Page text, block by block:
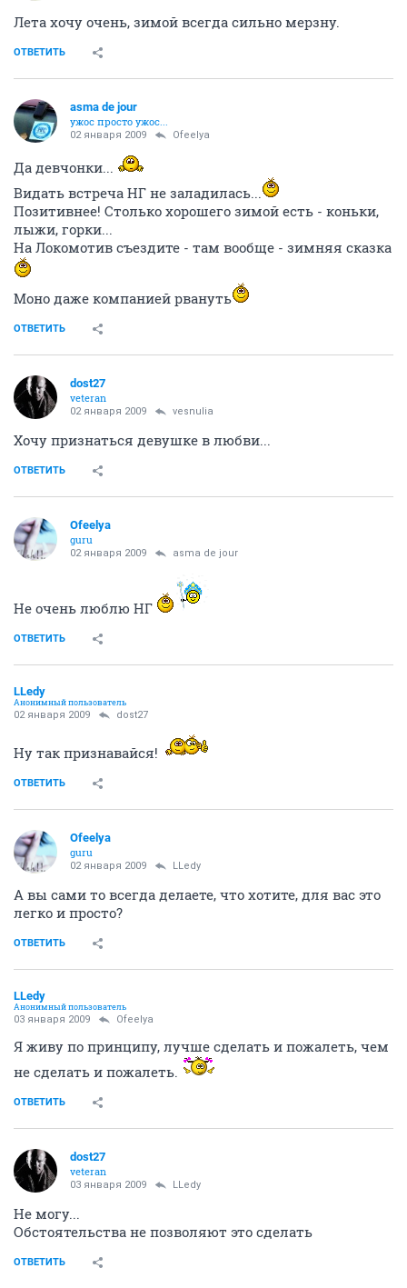
Лета хочу очень, зимой всегда сильно мерзну.
ОТВЕТИТЬ
asma de jour
ужос просто ужос...
02 января 2009 Ofeelya
Да девчонки...
Видать встреча НГ не заладилась...
Позитивнее! Столько хорошего зимой есть - коньки,
лыжи, горки...
На Локомотив съездите - там вообще - зимняя сказка
Моно даже компанией рвануть
ОТВЕТИТЬ
dost27
veteran
02 января 2009 vesnulia
Хочу признаться девушке в любви...
ОТВЕТИТЬ
Ofeelya
guru
02 января 2009 asma de jour
Не очень люблю НГ
ОТВЕТИТЬ
LLedy
Анонимный пользователь
02 января 2009 dost27
Ну так признавайся!
ОТВЕТИТЬ
Ofeelya
guru
02 января 2009 LLedy
А вы сами то всегда делаете, что хотите, для вас это
легко и просто?
ОТВЕТИТЬ
LLedy
Анонимный пользователь
03 января 2009 Ofeelya
Я живу по принципу, лучше сделать и пожалеть, чем
не сделать и пожалеть.
ОТВЕТИТЬ
dost27
veteran
03 января 2009 LLedy
Не могу...
Обстоятельства не позволяют это сделать
ОТВЕТИТЬ